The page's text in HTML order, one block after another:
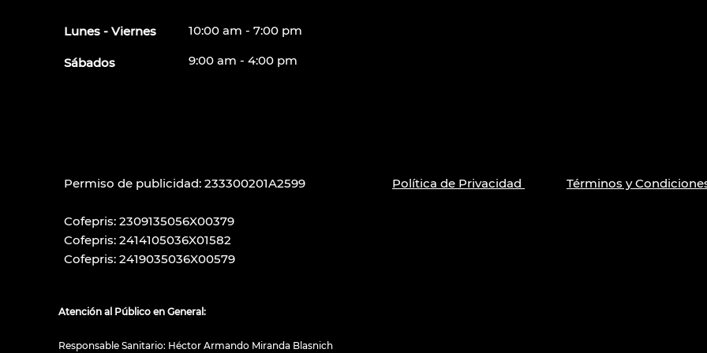
Lunes - Viernes 10:00 am - 7:00 pm
Sábados 9:00 am - 4:00 pm
Permiso de publicidad: 233300201A2599 Política de Privacidad Términos y
Cofepris: 2309135056X00379
Cofepris: 2414105036X01582
Cofepris: 2419035036X00579
Atención al Público en General:
Responsable Sanitario: Héctor Armando Miranda Blasnich